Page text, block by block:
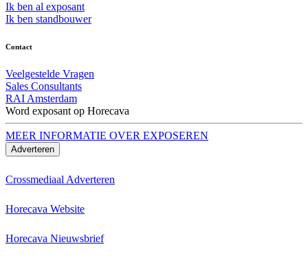
Ik ben al exposant
Ik ben standbouwer
Contact
Veelgestelde Vragen
Sales Consultants
RAI Amsterdam
Word exposant op Horecava
MEER INFORMATIE OVER EXPOSEREN
Adverteren
Crossmediaal Adverteren
Horecava Website
Horecava Nieuwsbrief